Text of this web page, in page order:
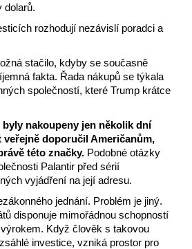
dolarů.
rozhodují nezávislí poradci a
stačilo, kdyby se současně
fakta. Řada nákupů se týkala
společností, které Trump krátce
nakoupeny jen několik dní
veřejně doporučil Američanům,
této značky. Podobné otázky
Palantir před sérií
vyjádření na její adresu.
jednání. Problém je jiný.
disponuje mimořádnou schopností
Když člověk s takovou
investice, vzniká prostor pro